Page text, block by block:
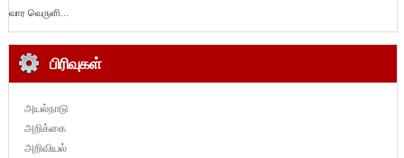
வார வெருளி...
பிரிவுகள்
அயல்நாடு
அறிக்கை
அறிவியல்